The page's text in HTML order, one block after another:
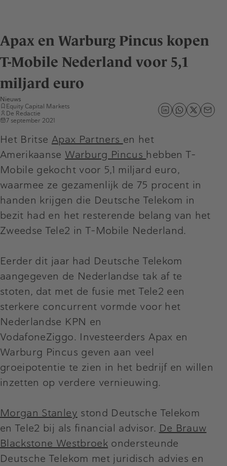
Apax en Warburg Pincus kopen
T-Mobile Nederland voor 5,1
miljard euro
Nieuws
Equity Capital Markets
De Redactie
7 september 2021
Het Britse Apax Partners en het
Amerikaanse Warburg Pincus hebben T-
Mobile gekocht voor 5,1 miljard euro,
waarmee ze gezamenlijk de 75 procent in
handen krijgen die Deutsche Telekom in
bezit had en het resterende belang van het
Zweedse Tele2 in T-Mobile Nederland.
Eerder dit jaar had Deutsche Telekom
aangegeven de Nederlandse tak af te
stoten, dat met de fusie met Tele2 een
sterkere concurrent vormde voor het
Nederlandse KPN en
VodafoneZiggo. Investeerders Apax en
Warburg Pincus geven aan veel
groeipotentie te zien in het bedrijf en willen
inzetten op verdere vernieuwing.
Morgan Stanley stond Deutsche Telekom
en Tele2 bij als financial advisor. De Brauw
Blackstone Westbroek ondersteunde
Deutsche Telekom met juridisch advies en